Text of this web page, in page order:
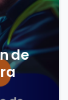
de